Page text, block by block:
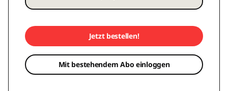
Jetzt bestellen!
Mit bestehendem Abo einloggen